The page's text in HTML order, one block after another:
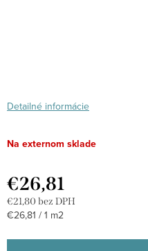
Detailné informácie
Na externom sklade
€26,81
€21,80 bez DPH
Jednotková
€26,81 / 1 m2